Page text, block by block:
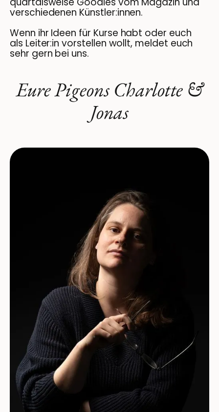
verschiedenen Künstler:innen.
Wenn ihr Ideen für Kurse habt oder euch
als Leiter:in vorstellen wollt, meldet euch
sehr gern bei uns.
Eure Pigeons Charlotte &
Jonas